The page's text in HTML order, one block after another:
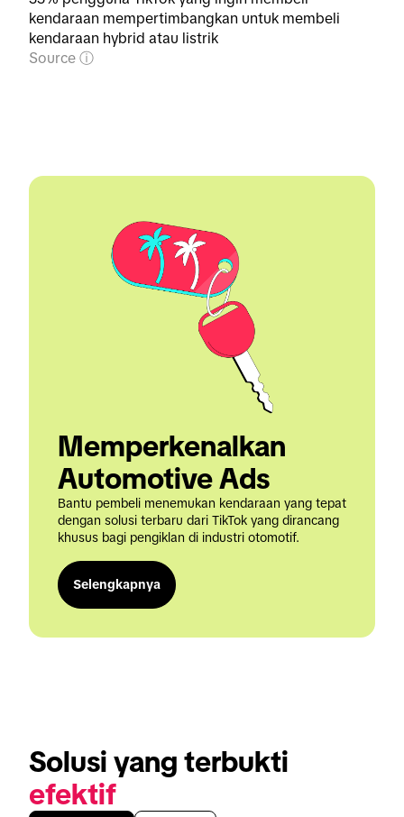
kendaraan mempertimbangkan untuk membeli
kendaraan hybrid atau listrik
Source
Memperkenalkan
Automotive Ads
Bantu pembeli menemukan kendaraan yang tepat
dengan solusi terbaru dari TikTok yang dirancang
khusus bagi pengiklan di industri otomotif.
Selengkapnya
efektif